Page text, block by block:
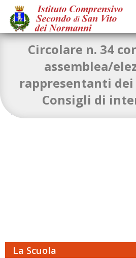
La Scuola
Circolare n. 34
assemblea/
rappresentanti
Consigli di
circolare-n-34-convocazione-Assemblea-
Rapprentanti-dei-genitori-nei-Consigli-di-
Intersezioni